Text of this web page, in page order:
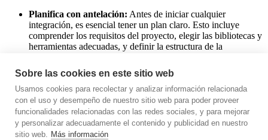
Planifica con antelación: Antes de iniciar cualquier
integración, es esencial tener un plan claro. Esto incluye
comprender los requisitos del proyecto, elegir las bibliotecas y
herramientas adecuadas, y definir la estructura de la
Empieza poco a poco:
Comienza con una pequeña parte de
la aplicación que utilice JavaScript y aumenta gradualmente
su presencia. Esto facilita la resolución de problemas y reduce
el riesgo de que se produzcan problemas graves.
Mantente al día:Mantente informado sobre las últimas
versiones de React y RoR. Esto garantiza que puedas
aprovechar las últimas funciones y mejoras.
Sobre las cookies en este sitio web
Usamos cookies para recolectar y analizar información relacionada
con el uso y desempeño de nuestro sitio web para poder proveer
funcionalidades relacionadas con las redes sociales, y para mejorar
y personalizar adecuadamente el contenido y publicidad en nuestro
sitio web. Más información